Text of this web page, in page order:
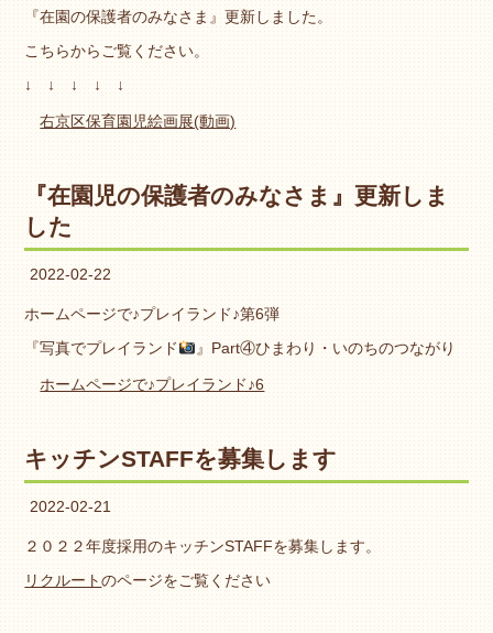
『在園の保護者のみなさま』更新しました。
こちらからご覧ください。
↓ ↓ ↓ ↓ ↓
右京区保育園児絵画展(動画)
『在園児の保護者のみなさま』更新しま
した
2022-02-22
ホームページで♪プレイランド♪第6弾
『写真でプレイランド
』Part④ひまわり・いのちのつながり
ホームページで♪プレイランド♪6
キッチンSTAFFを募集します
2022-02-21
２０２２年度採用のキッチンSTAFFを募集します。
リクルートのページをご覧ください